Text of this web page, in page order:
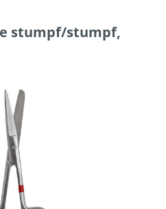
stumpf/stumpf,